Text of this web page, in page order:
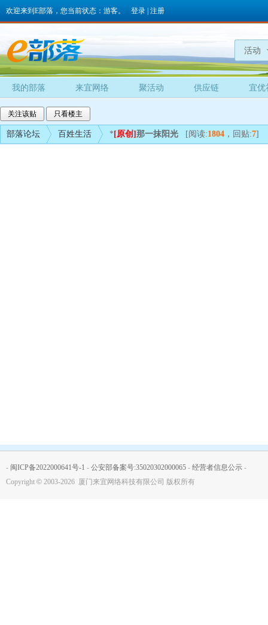
欢迎来到E部落，您当前状态：游客。 登录 注册
活动
我的部落 来宜网络 聚活动 供应链 宜优
关注该贴 只看楼主
部落论坛 百姓生活 * [原创] 那一抹阳光 [阅读:1804 ，回贴:7]
- 闽ICP备2022000641号-1 - 公安部备案号:35020302000065 - 经营者信息公示 -
Copyright © 2003-2026 厦门来宜网络科技有限公司 版权所有